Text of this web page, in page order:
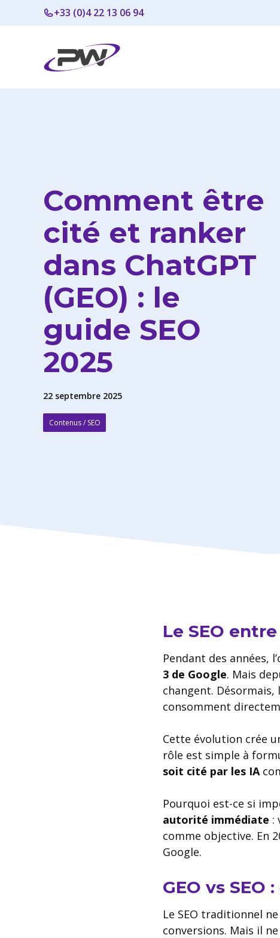
au
+33 (0)4 22 13 06 94
Comment être
cité et ranker
dans ChatGPT
(GEO) : le
guide SEO
2025
22 septembre 2025
Contenus / SEO
Le SEO
Pendant des années,
3 de Google. Mais
changent.
consomment
Cette évolution crée
rôle est simple à
soit cité par les IA
Pourquoi est-ce si
autorité immédiate :
comme objective. En
Google.
GEO vs
Le SEO traditionnel
conversions. Mais il